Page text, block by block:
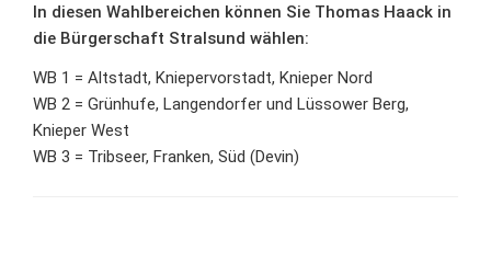
In diesen Wahlbereichen können Sie Thomas Haack in
die Bürgerschaft Stralsund wählen:
WB 1 = Altstadt, Kniepervorstadt, Knieper Nord
WB 2 = Grünhufe, Langendorfer und Lüssower Berg,
Knieper West
WB 3 = Tribseer, Franken, Süd (Devin)